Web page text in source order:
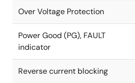
Over Voltage Protection
Power Good (PG), FAULT
indicator
Reverse current blocking